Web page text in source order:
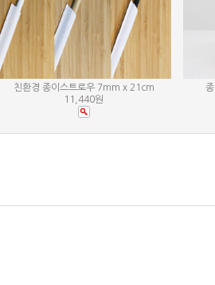
친환경 종이스트로우 7mm x 21cm
11,440원